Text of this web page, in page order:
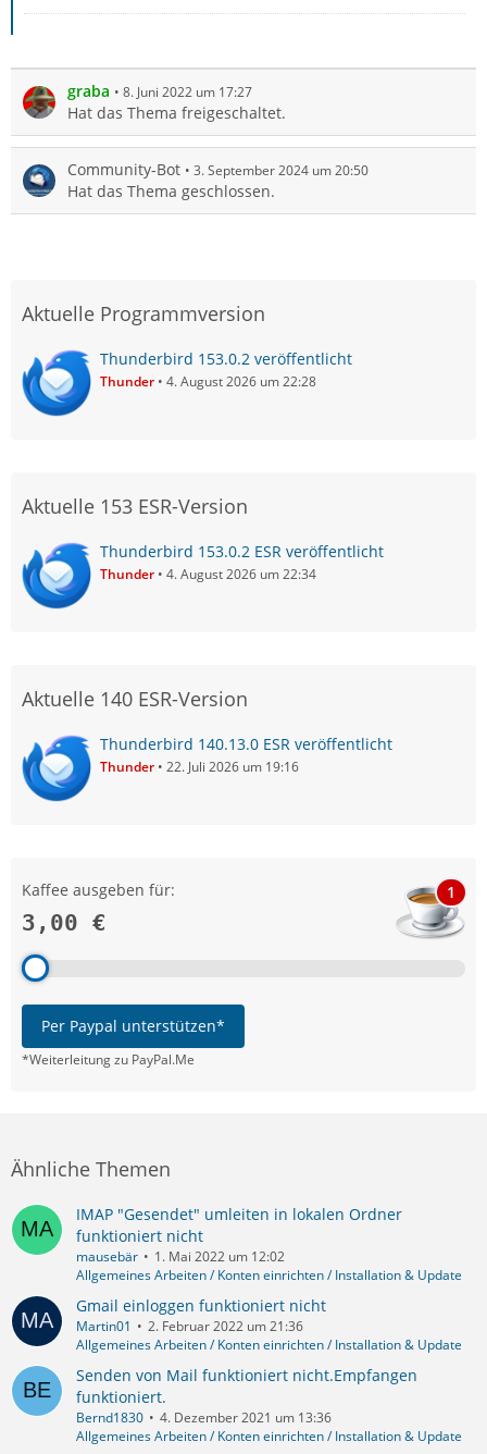
graba 8. Juni 2022 um 17:27
Hat das Thema freigeschaltet.
Community-Bot 3. September 2024 um 20:50
Hat das Thema geschlossen.
Aktuelle Programmversion
Thunderbird 153.0.2 veröffentlicht
Thunder 4. August 2026 um 22:28
Aktuelle 153 ESR-Version
Thunderbird 153.0.2 ESR veröffentlicht
Thunder 4. August 2026 um 22:34
Aktuelle 140 ESR-Version
Thunderbird 140.13.0 ESR veröffentlicht
Thunder 22. Juli 2026 um 19:16
Kaffee ausgeben für:
3,00 €
1
Per Paypal unterstützen*
*Weiterleitung zu PayPal.Me
Ähnliche Themen
IMAP "Gesendet" umleiten in lokalen Ordner
funktioniert nicht
mausebär
1. Mai 2022 um 12:02
Allgemeines Arbeiten / Konten einrichten / Installation & Update
Gmail einloggen funktioniert nicht
Martin01
2. Februar 2022 um 21:36
Allgemeines Arbeiten / Konten einrichten / Installation & Update
Senden von Mail funktioniert nicht.Empfangen
funktioniert.
Bernd1830
4. Dezember 2021 um 13:36
Allgemeines Arbeiten / Konten einrichten / Installation & Update